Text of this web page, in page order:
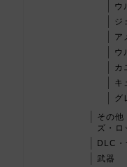
ウ
ジ
ア
ウ
カ
キ
グ
その他
ズ・ロ
DLC・
武器